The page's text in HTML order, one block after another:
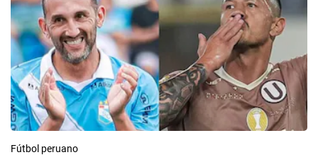
Fútbol peruano